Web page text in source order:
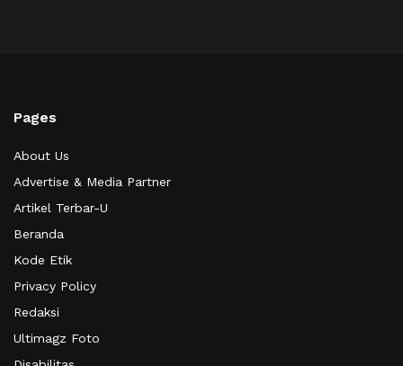
Pages
About Us
Advertise & Media Partner
Artikel Terbar-U
Beranda
Kode Etik
Privacy Policy
Redaksi
Ultimagz Foto